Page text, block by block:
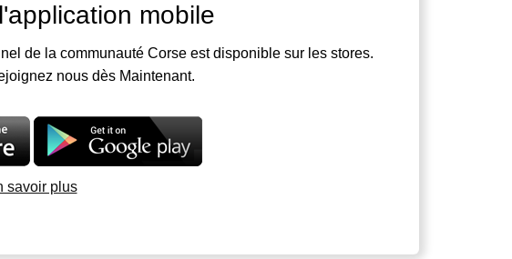
mobile
de la communauté Corse est disponible sur les stores.
nous dès Maintenant.
savoir plus